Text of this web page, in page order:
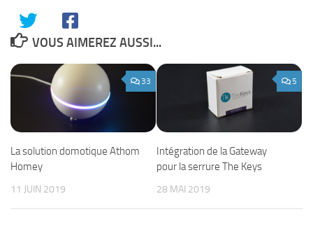
VOUS AIMEREZ AUSSI...
33
La solution domotique Athom
Homey
11 JUIN 2019
5
Intégration de la Gateway
pour la serrure The Keys
28 MAI 2019